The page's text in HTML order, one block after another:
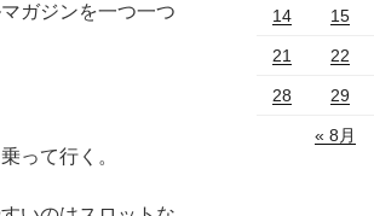
ガジンを一つ一つ
って行く。
14 15
21 22
28 29
« 8月